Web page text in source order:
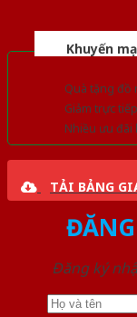
Khuyến
Quà tặng đồ
Giảm trực
Nhiều ưu
TẢI BẢNG
Đăng ký